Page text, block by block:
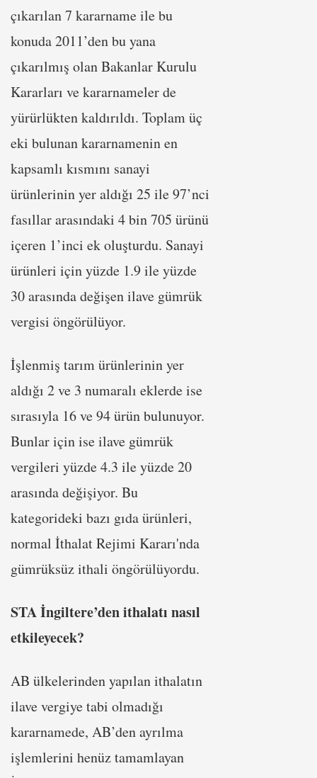
çıkarılan 7 kararname ile bu
konuda 2011’den bu yana
çıkarılmış olan Bakanlar Kurulu
Kararları ve kararnameler de
yürürlükten kaldırıldı. Toplam üç
eki bulunan kararnamenin en
kapsamlı kısmını sanayi
ürünlerinin yer aldığı 25 ile 97’nci
fasıllar arasındaki 4 bin 705 ürünü
içeren 1’inci ek oluşturdu. Sanayi
ürünleri için yüzde 1.9 ile yüzde
30 arasında değişen ilave gümrük
vergisi öngörülüyor.
İşlenmiş tarım ürünlerinin yer
aldığı 2 ve 3 numaralı eklerde ise
sırasıyla 16 ve 94 ürün bulunuyor.
Bunlar için ise ilave gümrük
vergileri yüzde 4.3 ile yüzde 20
arasında değişiyor. Bu
kategorideki bazı gıda ürünleri,
normal İthalat Rejimi Kararı'nda
gümrüksüz ithali öngörülüyordu.
STA İngiltere’den ithalatı nasıl
etkileyecek?
AB ülkelerinden yapılan ithalatın
ilave vergiye tabi olmadığı
kararnamede, AB’den ayrılma
işlemlerini henüz tamamlayan